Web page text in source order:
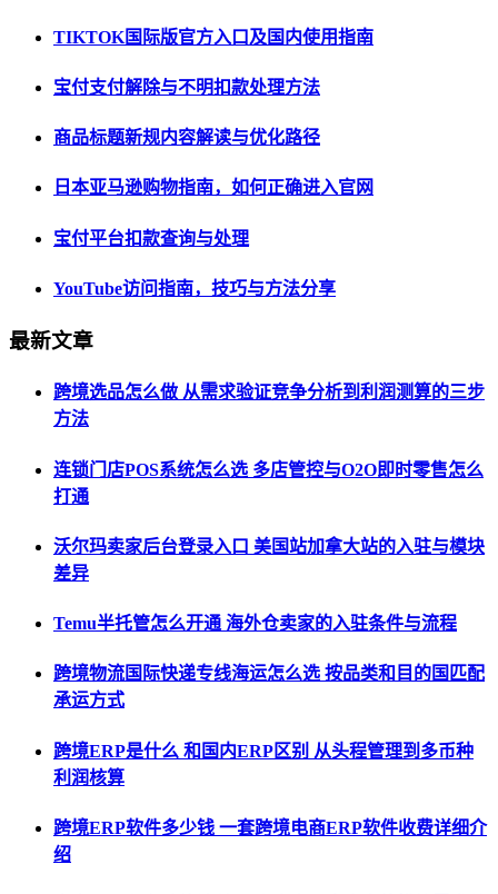
TIKTOK国际版官方入口及国内使用指南
宝付支付解除与不明扣款处理方法
商品标题新规内容解读与优化路径
日本亚马逊购物指南，如何正确进入官网
宝付平台扣款查询与处理
YouTube访问指南，技巧与方法分享
最新文章
跨境选品怎么做 从需求验证竞争分析到利润测算的三步
方法
连锁门店POS系统怎么选 多店管控与O2O即时零售怎么
打通
沃尔玛卖家后台登录入口 美国站加拿大站的入驻与模块
差异
Temu半托管怎么开通 海外仓卖家的入驻条件与流程
跨境物流国际快递专线海运怎么选 按品类和目的国匹配
承运方式
跨境ERP是什么 和国内ERP区别 从头程管理到多币种
利润核算
跨境ERP软件多少钱 一套跨境电商ERP软件收费详细介
绍